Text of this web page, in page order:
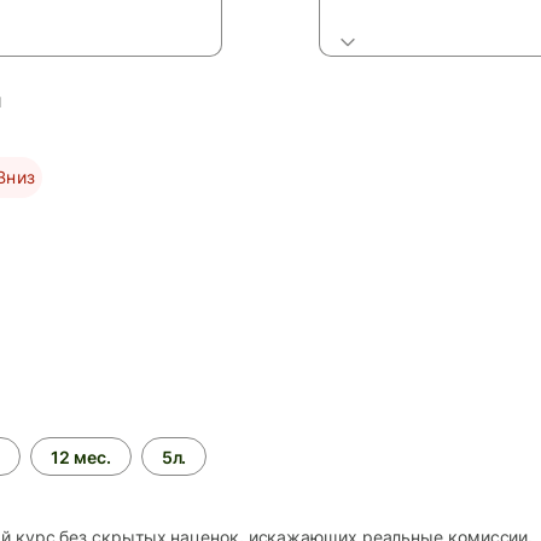
12 мес. 5л.
без скрытых наценок, искажающих реальные комиссии.